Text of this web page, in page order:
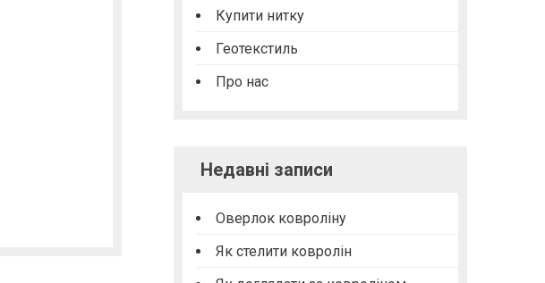
Купити нитку
Геотекстиль
Про нас
Недавні записи
Оверлок ковроліну
Як стелити ковролін